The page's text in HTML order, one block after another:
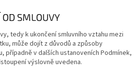
SMLOUVY
tedy k ukončení smluvního vztahu mezi
může dojít z důvodů a způsoby
případně v dalších ustanoveních Podmínek,
výslovně uvedena.